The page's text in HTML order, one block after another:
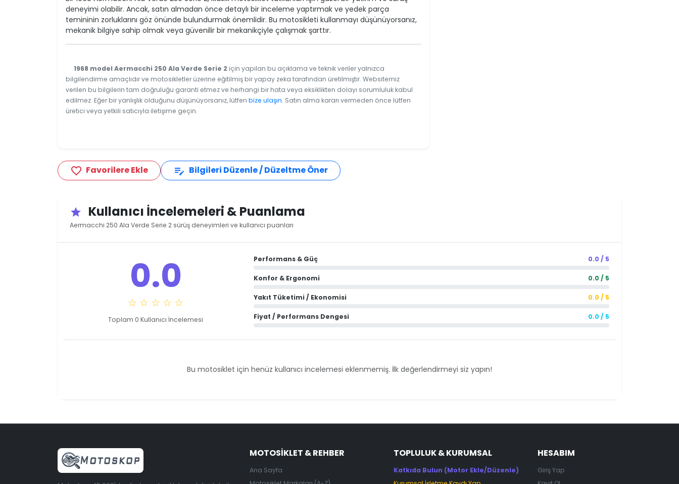
deneyimi olabilir. Ancak, satın almadan önce detaylı bir inceleme yaptırmak ve yedek parça
temininin zorluklarını göz önünde bulundurmak önemlidir. Bu motosikleti kullanmayı düşünüyorsanız,
mekanik bilgiye sahip olmak veya güvenilir bir mekanikçiyle çalışmak şarttır.
1968 model Aermacchi 250 Ala Verde Serie 2 için yapılan bu açıklama ve teknik veriler yalnızca
bilgilendirme amaçlıdır ve motosikletler üzerine eğitilmiş bir yapay zeka tarafından üretilmiştir. Websitemiz
verilen bu bilgilerin tam doğruluğu garanti etmez ve herhangi bir hata veya eksiklikten dolayı sorumluluk kabul
edilmez. Eğer bir yanlışlık olduğunu düşünüyorsanız, lütfen bize ulaşın. Satın alma kararı vermeden önce lütfen
üretici veya yetkili satıcıyla iletişime geçin.
favorite_border Favorilere Ekle edit_note Bilgileri Düzenle / Düzeltme Öner
star Kullanıcı İncelemeleri & Puanlama
Aermacchi 250 Ala Verde Serie 2 sürüş deneyimleri ve kullanıcı puanları
0.0
☆ ☆ ☆ ☆ ☆
Toplam 0 Kullanıcı İncelemesi
Performans & Güç 0.0 / 5
Konfor & Ergonomi 0.0 / 5
Yakıt Tüketimi / Ekonomisi 0.0 / 5
Fiyat / Performans Dengesi 0.0 / 5
Bu motosiklet için henüz kullanıcı incelemesi eklenmemiş. İlk değerlendirmeyi siz yapın!
MOTOSIKLET & REHBER
Ana Sayfa
TOPLULUK & KURUMSAL
Katkıda Bulun (Motor Ekle/Düzenle)
HESABIM
Giriş Yap